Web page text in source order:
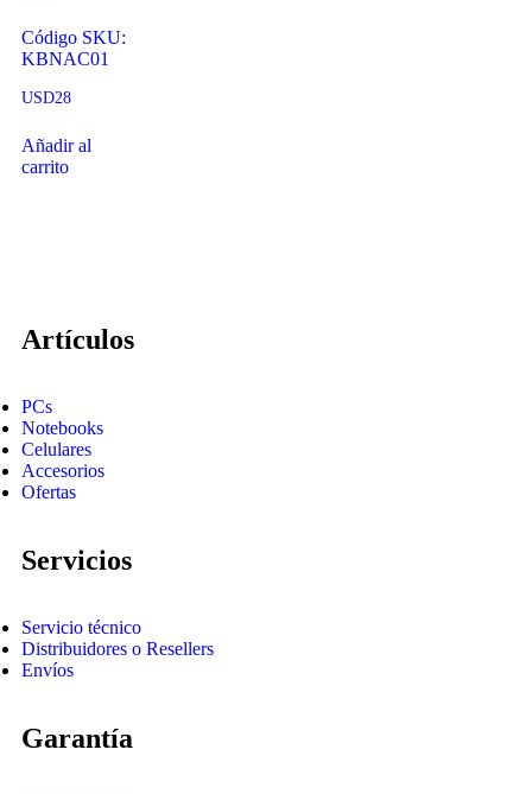
Código SKU:
KBNAC01
USD28
Añadir al
carrito
Artículos
PCs
Notebooks
Celulares
Accesorios
Ofertas
Servicios
Servicio técnico
Distribuidores o Resellers
Envíos
Garantía